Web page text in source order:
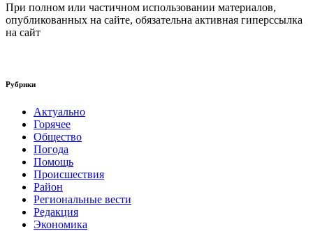
При полном или частичном использовании материалов,
опубликованных на сайте, обязательна активная гиперссылка
на сайт
Рубрики
Актуально
Горячее
Общество
Погода
Помощь
Происшествия
Район
Региональные вести
Редакция
Экономика